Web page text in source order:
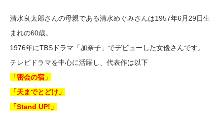
清水良太郎さんの母親である清水めぐみさんは1957年6月29日生
まれの60歳。
1976年にTBSドラマ「加奈子」でデビューした女優さんです。
テレビドラマを中心に活躍し、代表作は以下
「密会の宿」
「天までとどけ」
「Stand UP!」